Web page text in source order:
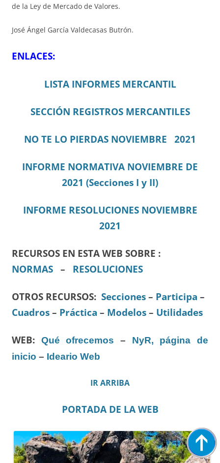
de la Ley de Mercado de Valores.
José Ángel García Valdecasas Butrón.
ENLACES:
LISTA INFORMES MERCANTIL
SECCIÓN REGISTROS MERCANTILES
NO TE LO PIERDAS NOVIEMBRE 2021
INFORME NORMATIVA NOVIEMBRE DE
2021 (Secciones I y II)
INFORME RESOLUCIONES NOVIEMBRE
2021
RECURSOS EN ESTA WEB SOBRE :
NORMAS – RESOLUCIONES
OTROS RECURSOS: Secciones – Participa –
Cuadros – Práctica – Modelos – Utilidades
WEB: Qué ofrecemos – NyR, página de
inicio – Ideario Web
IR ARRIBA
PORTADA DE LA WEB